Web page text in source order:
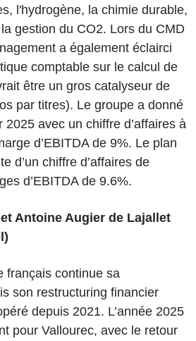
l'hydrogène, la chimie durable,
gestion du CO2. Lors du CMD
a également éclairci
comptable sur le calcul de
être un gros catalyseur de
par titres). Le groupe a donné
avec un chiffre d’affaires à
d’EBITDA de 9%. Le plan
d’un chiffre d’affaires de
d’EBITDA de 9.6%.
Antoine Augier de Lajallet
français continue sa
son restructuring financier
depuis 2021. L’année 2025
pour Vallourec, avec le retour